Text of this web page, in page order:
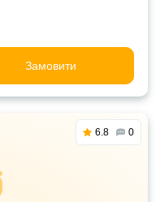
Замовити
6.8 0